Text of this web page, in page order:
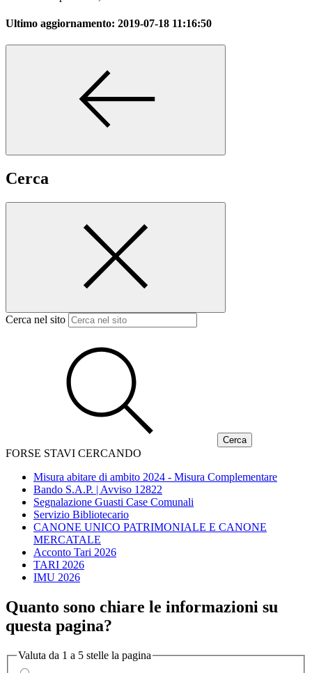
Ultimo aggiornamento: 2019-07-18 11:16:50
Cerca
Cerca nel sito
FORSE STAVI CERCANDO
Misura abitare di ambito 2024 - Misura Complementare
Bando S.A.P. | Avviso 12822
Segnalazione Guasti Case Comunali
Servizio Bibliotecario
CANONE UNICO PATRIMONIALE E CANONE
MERCATALE
Acconto Tari 2026
TARI 2026
IMU 2026
Quanto sono chiare le informazioni su
questa pagina?
Valuta da 1 a 5 stelle la pagina